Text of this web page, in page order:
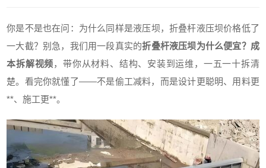
你是不是也在问：为什么同样是液压坝，折叠杆液压坝价格低了
一大截？别急，我们用一段真实的折叠杆液压坝为什么便宜？成
本拆解视频，带你从材料、结构、安装到运维，一五一十拆清
楚。看完你就懂了——不是偷工减料，而是设计更聪明、用料更
**、施工更**。